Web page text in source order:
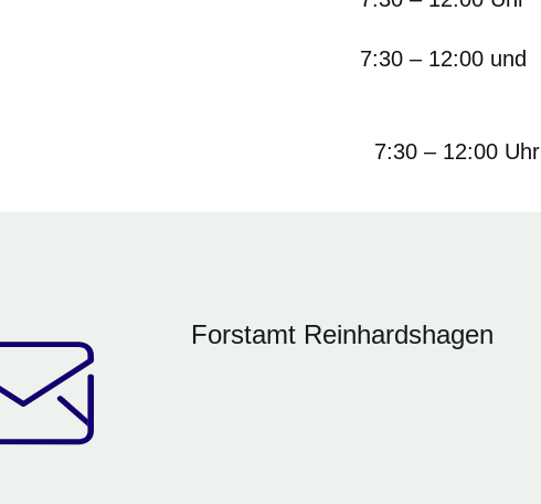
7:30 – 12:00 und
7:30 – 12:00 Uhr
Forstamt Reinhardshagen